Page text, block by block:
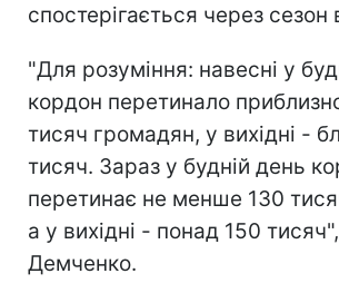
спостерігається через сезон
"Для розуміння: навесні у
кордон перетинало
тисяч громадян, у вихідні -
тисяч. Зараз у будній день
перетинає не менше 130
а у вихідні - понад 150
Демченко.